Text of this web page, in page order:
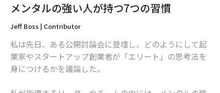
メンタルの強い人が持つ7つの習慣
Jeff Boss | Contributor
私は先日、ある公開討論会に登壇し、どのようにして起
業家やスタートアップ創業者が「エリート」の思考法を
身につけるかを議論した。